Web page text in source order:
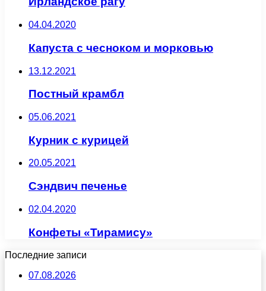
04.04.2020
Капуста с чесноком и морковью
13.12.2021
Постный крамбл
05.06.2021
Курник с курицей
20.05.2021
Сэндвич печенье
02.04.2020
Конфеты «Тирамису»
Последние записи
07.08.2026